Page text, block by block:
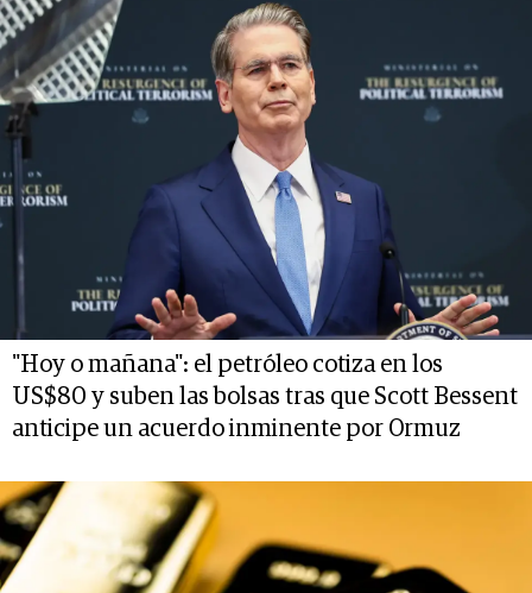
"Hoy o mañana": el petróleo cotiza en los
US$80 y suben las bolsas tras que Scott Bessent
anticipe un acuerdo inminente por Ormuz